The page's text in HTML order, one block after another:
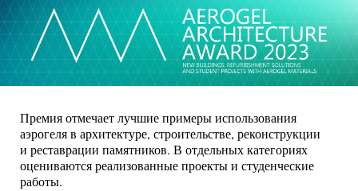
Премия отмечает лучшие примеры использования
аэрогеля в архитектуре, строительстве, реконструкции
и реставрации памятников. В отдельных категориях
оцениваются реализованные проекты и студенческие
работы.